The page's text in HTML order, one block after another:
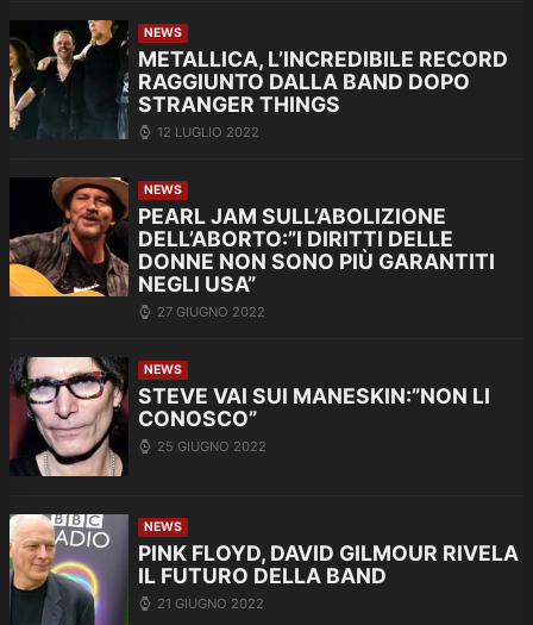
NEWS
METALLICA, L’INCREDIBILE RECORD
RAGGIUNTO DALLA BAND DOPO
STRANGER THINGS
12 LUGLIO 2022
NEWS
PEARL JAM SULL’ABOLIZIONE
DELL’ABORTO:”I DIRITTI DELLE
DONNE NON SONO PIÙ GARANTITI
NEGLI USA”
27 GIUGNO 2022
NEWS
STEVE VAI SUI MANESKIN:”NON LI
CONOSCO”
25 GIUGNO 2022
NEWS
PINK FLOYD, DAVID GILMOUR RIVELA
IL FUTURO DELLA BAND
21 GIUGNO 2022